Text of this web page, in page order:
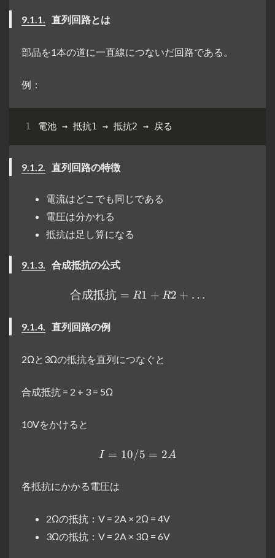
9.1.1. 直列回路とは
部品を1本の道に一直線につないだ回路である。
例：
9.1.2. 直列回路の特徴
電流はどこでも同じである
電圧は分かれる
抵抗は足し算になる
9.1.3. 合成抵抗の公式
合成抵抗 = R1 + R2 + …
合成抵抗 = R1 + R2 + …
9.1.4. 直列回路の例
2Ωと3Ωの抵抗を直列につなぐと
合成抵抗 = 2 + 3 = 5Ω
10Vをかけると
I = 10 / 5 = 2A
I = 10/5 = 2A
各抵抗にかかる電圧は
2Ωの抵抗：V = 2A × 2Ω = 4V
3Ωの抵抗：V = 2A × 3Ω = 6V